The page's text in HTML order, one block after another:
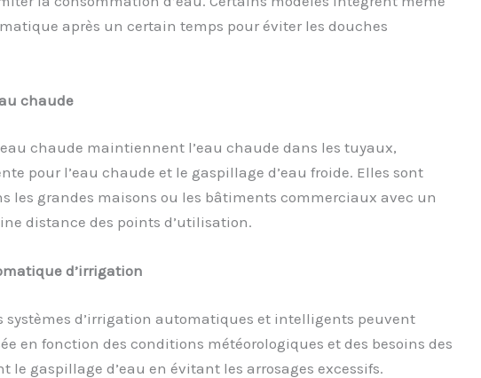
après un certain temps pour éviter les douches
chaude
chaude maintiennent l’eau chaude dans les tuyaux,
pour l’eau chaude et le gaspillage d’eau froide. Elles sont
les grandes maisons ou les bâtiments commerciaux avec un
distance des points d’utilisation.
d’irrigation
systèmes d’irrigation automatiques et intelligents peuvent
en fonction des conditions météorologiques et des besoins des
le gaspillage d’eau en évitant les arrosages excessifs.